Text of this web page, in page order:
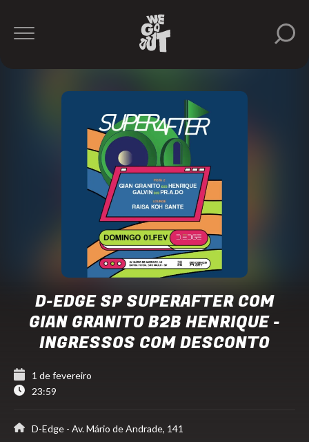
https://www.instagram.com/dedgesp/
D-EDGE SP SUPERAFTER COM
GIAN GRANITO B2B HENRIQUE -
INGRESSOS COM DESCONTO
1 de fevereiro
23:59
D-Edge - Av. Mário de Andrade, 141